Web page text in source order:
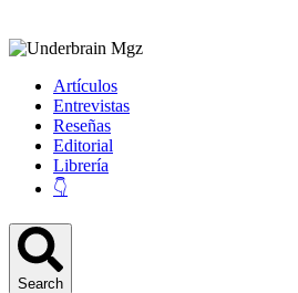
Artículos
Entrevistas
Reseñas
Editorial
Librería
👇
Search